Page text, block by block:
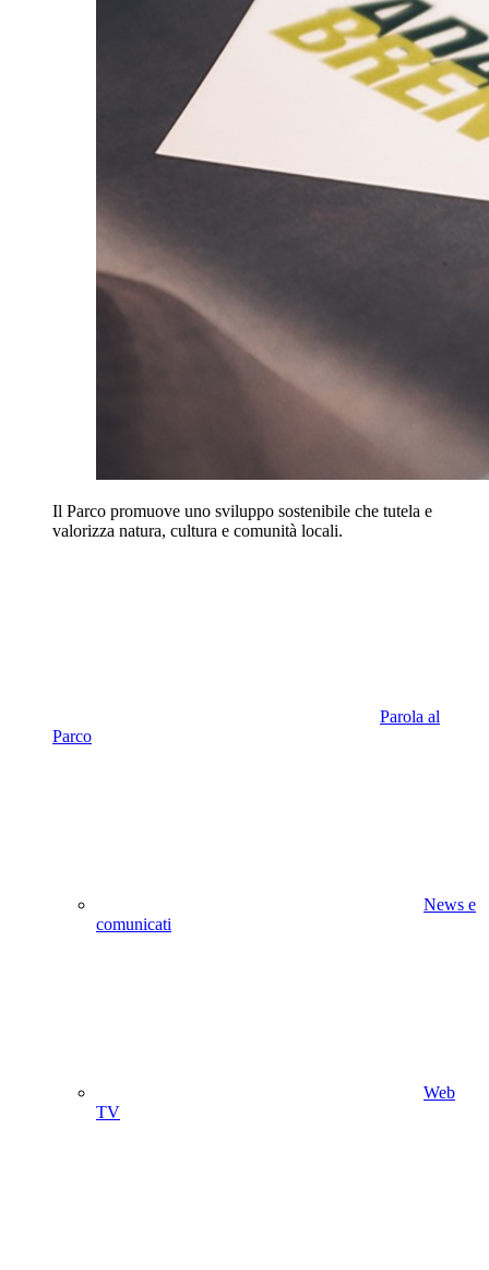
Il Parco promuove uno sviluppo sostenibile che tutela e
valorizza natura, cultura e comunità locali.
Parola al
Parco
News e
comunicati
Web
TV